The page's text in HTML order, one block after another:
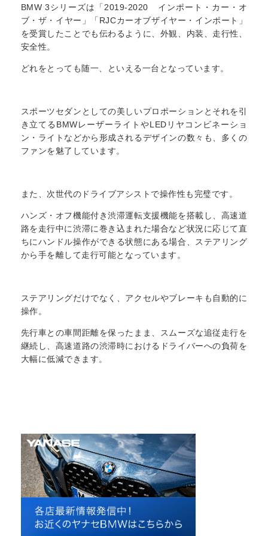
BMW 3シリーズは「2019-2020 インポート・カー・オ
ブ・ザ・イヤー」「RJCカーオブザイヤー・インポート」
を受賞したことでも伝わるように、外観、内装、走行性、
安全性。
どれをとっても随一、といえる一台となっています。
スポーツセダンとしての美しいプロポーションとそれを引
き立てるBMWレーザーライトやLEDリヤコンビネーショ
ン・ライトなどから形成されるデザインの数々も、多くの
ファンを魅了しています。
また、次世代のドライブアシストで操作性も完璧です。
ハンズ・オフ機能付き渋滞運転支援機能を搭載し、高速道
路を走行中に渋滞に巻き込まれた場合など状況に応じて直
ちにハンドル操作ができる状態にある場合、ステアリング
から手を離して走行可能となっています。
ステアリングだけでなく、アクセルやブレーキも自動的に
操作。
先行車との車間距離を保ったまま、スムーズな追従走行を
継続し、高速道路の渋滞時におけるドライバーへの負荷を
大幅に低減できます。